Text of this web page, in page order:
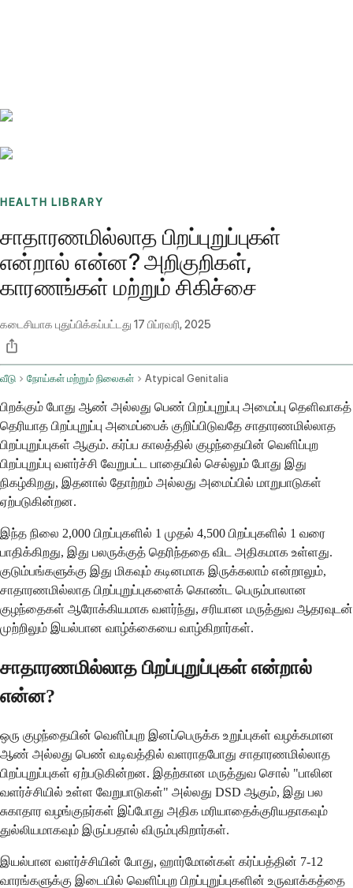
HEALTH LIBRARY
சாதாரணமில்லாத பிறப்புறுப்புகள்
என்றால் என்ன? அறிகுறிகள்,
காரணங்கள் மற்றும் சிகிச்சை
கடைசியாக புதுப்பிக்கப்பட்டது 17 பிப்ரவரி, 2025
வீடு நோய்கள் மற்றும் நிலைகள் Atypical Genitalia
பிறக்கும் போது ஆண் அல்லது பெண் பிறப்புறுப்பு அமைப்பு தெளிவாகத்
தெரியாத பிறப்புறுப்பு அமைப்பைக் குறிப்பிடுவதே சாதாரணமில்லாத
பிறப்புறுப்புகள் ஆகும். கர்ப்ப காலத்தில் குழந்தையின் வெளிப்புற
பிறப்புறுப்பு வளர்ச்சி வேறுபட்ட பாதையில் செல்லும் போது இது
நிகழ்கிறது, இதனால் தோற்றம் அல்லது அமைப்பில் மாறுபாடுகள்
ஏற்படுகின்றன.
இந்த நிலை 2,000 பிறப்புகளில் 1 முதல் 4,500 பிறப்புகளில் 1 வரை
பாதிக்கிறது, இது பலருக்குத் தெரிந்ததை விட அதிகமாக உள்ளது.
குடும்பங்களுக்கு இது மிகவும் கடினமாக இருக்கலாம் என்றாலும்,
சாதாரணமில்லாத பிறப்புறுப்புகளைக் கொண்ட பெரும்பாலான
குழந்தைகள் ஆரோக்கியமாக வளர்ந்து, சரியான மருத்துவ ஆதரவுடன்
முற்றிலும் இயல்பான வாழ்க்கையை வாழ்கிறார்கள்.
சாதாரணமில்லாத பிறப்புறுப்புகள் என்றால்
என்ன?
ஒரு குழந்தையின் வெளிப்புற இனப்பெருக்க உறுப்புகள் வழக்கமான
ஆண் அல்லது பெண் வடிவத்தில் வளராதபோது சாதாரணமில்லாத
பிறப்புறுப்புகள் ஏற்படுகின்றன. இதற்கான மருத்துவ சொல் "பாலின
வளர்ச்சியில் உள்ள வேறுபாடுகள்" அல்லது DSD ஆகும், இது பல
சுகாதார வழங்குநர்கள் இப்போது அதிக மரியாதைக்குரியதாகவும்
துல்லியமாகவும் இருப்பதால் விரும்புகிறார்கள்.
இயல்பான வளர்ச்சியின் போது, ஹார்மோன்கள் கர்ப்பத்தின் 7-12
வாரங்களுக்கு இடையில் வெளிப்புற பிறப்புறுப்புகளின் உருவாக்கத்தை